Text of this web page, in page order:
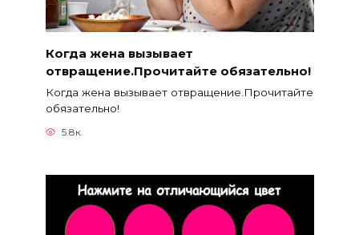
Когда жена вызывает
отвращение.Прочитайте обязательно!
Когда жена вызывает отвращение.Прочитайте
обязательно!
5.8к.